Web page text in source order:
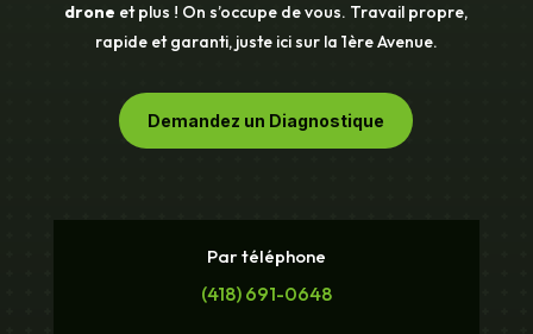
drone et plus ! On s’occupe de vous. Travail propre,
rapide et garanti, juste ici sur la 1ère Avenue.
Demandez un Diagnostique
Par téléphone
(418) 691-0648